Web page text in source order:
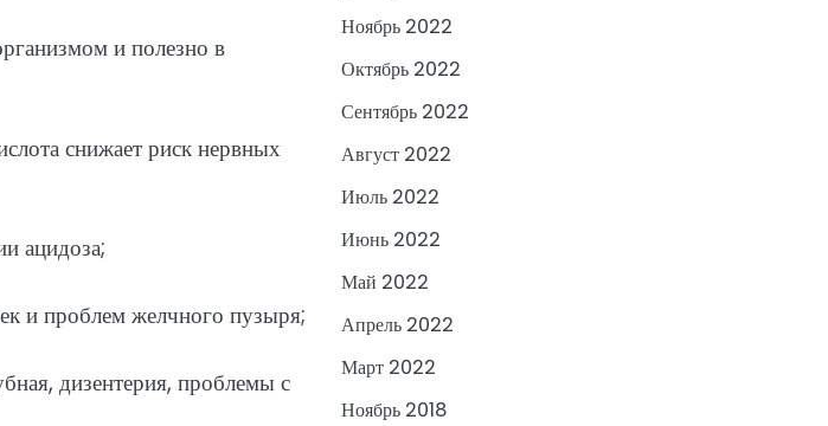
и полезно в
снижает риск нервных
ацидоза;
и проблем желчного пузыря;
дизентерия, проблемы с
Ноябрь 2022
Октябрь 2022
Сентябрь 2022
Август 2022
Июль 2022
Июнь 2022
Май 2022
Апрель 2022
Март 2022
Ноябрь 2018